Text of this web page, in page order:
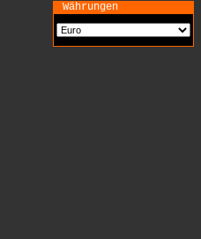
Währungen